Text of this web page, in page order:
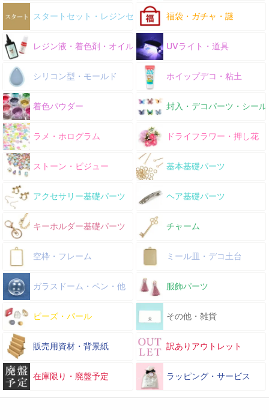
スタートセット・レジンセット 福袋・ガチャ・謎
レジン液・着色剤・オイル UVライト・道具
シリコン型・モールド ホイップデコ・粘土
着色パウダー 封入・デコパーツ・シール
ラメ・ホログラム ドライフラワー・押し花
ストーン・ビジュー 基本基礎パーツ
アクセサリー基礎パーツ ヘア基礎パーツ
キーホルダー基礎パーツ チャーム
空枠・フレーム ミール皿・デコ土台
ガラスドーム・ペン・他 服飾パーツ
ビーズ・パール その他・雑貨
販売用資材・背景紙 訳ありアウトレット
在庫限り・廃盤予定 ラッピング・サービス